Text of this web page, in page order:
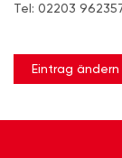
Tel: 02203
Eintrag ändern